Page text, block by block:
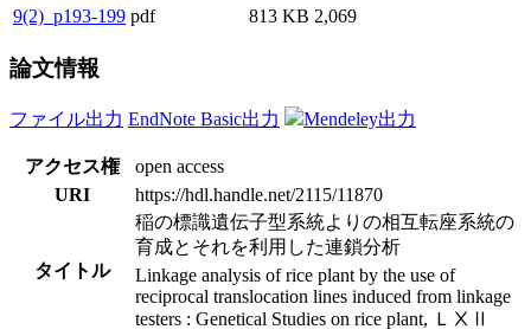
9(2)_p193-199 pdf 813 KB 2,069
論文情報
ファイル出力 EndNote Basic出力 Mendeley出力
アクセス権
open access
URI
https://hdl.handle.net/2115/11870
タイトル
稲の標識遺伝子型系統よりの相互転座系統の
育成とそれを利用した連鎖分析
Linkage analysis of rice plant by the use of
reciprocal translocation lines induced from linkage
testers : Genetical Studies on rice plant, ＬⅩⅡ